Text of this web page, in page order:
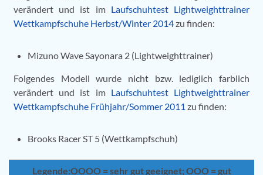
verändert und ist im Laufschuhtest Lightweighttrainer
Wettkampfschuhe Herbst/Winter 2014zu finden:
Mizuno Wave Sayonara 2 (Lightweighttrainer)
Folgendes Modell wurde nicht bzw. lediglich farblich
verändert und ist im Laufschuhtest Lightweighttrainer
Wettkampfschuhe Frühjahr/Sommer 2011 zu finden:
Brooks Racer ST 5 (Wettkampfschuh)
Legende:OOOO = sehr gut geeignet; OOO = gut